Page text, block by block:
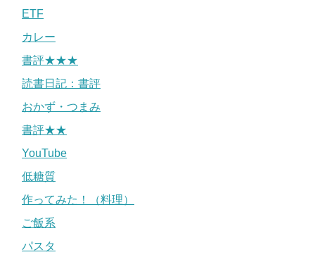
ETF
カレー
書評★★★
読書日記：書評
おかず・つまみ
書評★★
YouTube
低糖質
作ってみた！（料理）
ご飯系
パスタ